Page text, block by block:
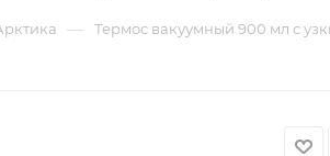
— Термос вакуумный 900 мл с